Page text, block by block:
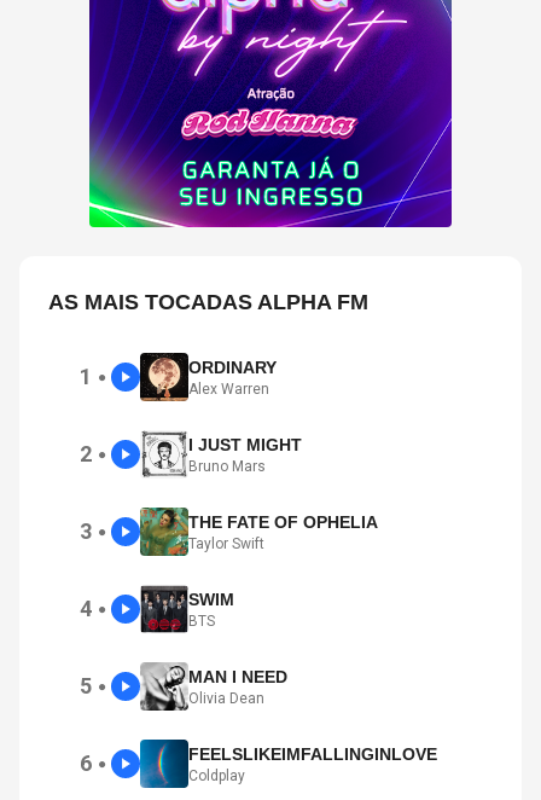
AS MAIS TOCADAS ALPHA FM
1 ● ORDINARY
Alex Warren
2 ● I JUST MIGHT
Bruno Mars
3 ● THE FATE OF OPHELIA
Taylor Swift
4 ● SWIM
BTS
5 ● MAN I NEED
Olivia Dean
6 ● FEELSLIKEIMFALLINGINLOVE
Coldplay